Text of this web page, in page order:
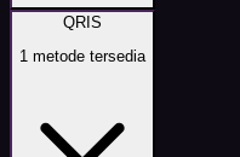
QRIS
1 metode tersedia